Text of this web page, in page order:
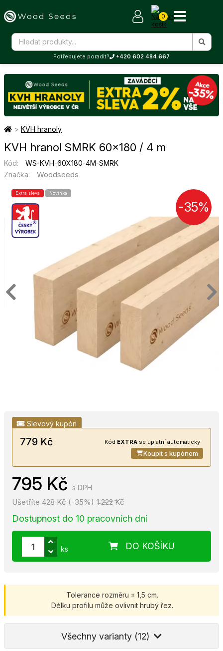
0
Potřebujete poradit? +420 602 484 667
> KVH hranoly
KVH hranol SMRK 60×180 / 4 m
Kód:
WS-KVH-60X180-4M-SMRK
Značka:
Woodseeds
Extra sleva Novinka
-35%
Slevový kupón
779 Kč Kód EXTRA se uplatní automaticky
Koupit s kupónem
795 Kč s DPH
1 222 Kč
Ušetříte 428 Kč (-35%)
Dostupnost do 10 pracovních dní
DO KOŠÍKU
ks
Tolerance rozměru ± 1,5 cm.
Délku profilu může ovlivnit hrubý řez.
Všechny varianty (12)